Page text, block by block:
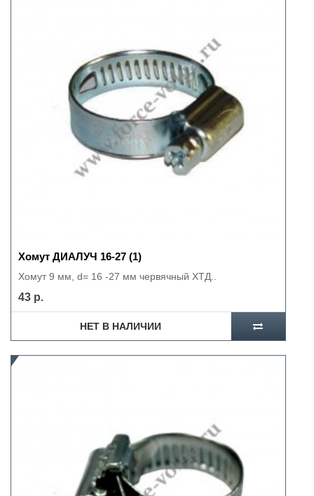
Хомут ДИАЛУЧ 16-27 (1)
Хомут 9 мм, d= 16 -27 мм червячный ХТД..
43 р.
НЕТ В НАЛИЧИИ